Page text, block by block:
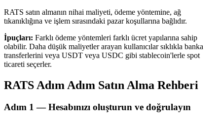
Kripto destekli borçlanma hizmeti
RATS satın almanın nihai maliyeti, ödeme yöntemine, ağ
tıkanıklığına ve işlem sırasındaki pazar koşullarına bağlıdır.
İpuçları: Farklı ödeme yöntemleri farklı ücret yapılarına sahip
olabilir. Daha düşük maliyetler arayan kullanıcılar sıklıkla banka
transferlerini veya USDT veya USDC gibi stablecoin'lerle spot
ticareti seçerler.
RATS Adım Adım Satın Alma Rehberi
Adım 1 —Hesabınızı oluşturun ve doğrulayın